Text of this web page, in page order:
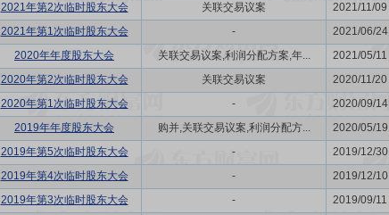
2021年第2次临时股东大会
关联交易议案 2021/11/09
2021年第1次临时股东大会
- 2021/06/24
2020年年度股东大会
关联交易议案,利润分配方案,年... 2021/05/11
2020年第2次临时股东大会
关联交易议案 2020/11/20
2020年第1次临时股东大会
- 2020/09/14
2019年年度股东大会
购并,关联交易议案,利润分配方... 2020/05/19
2019年第5次临时股东大会
- 2019/12/30
2019年第4次临时股东大会
- 2019/12/10
2019年第3次临时股东大会
- 2019/09/11